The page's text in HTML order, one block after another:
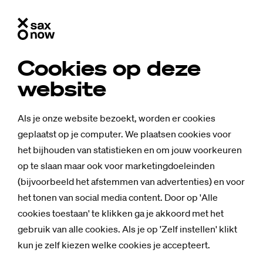
Cookies op deze
website
Als je onze website bezoekt, worden er cookies
geplaatst op je computer. We plaatsen cookies voor
het bijhouden van statistieken en om jouw voorkeuren
op te slaan maar ook voor marketingdoeleinden
(bijvoorbeeld het afstemmen van advertenties) en voor
het tonen van social media content. Door op 'Alle
cookies toestaan' te klikken ga je akkoord met het
gebruik van alle cookies. Als je op 'Zelf instellen' klikt
kun je zelf kiezen welke cookies je accepteert.